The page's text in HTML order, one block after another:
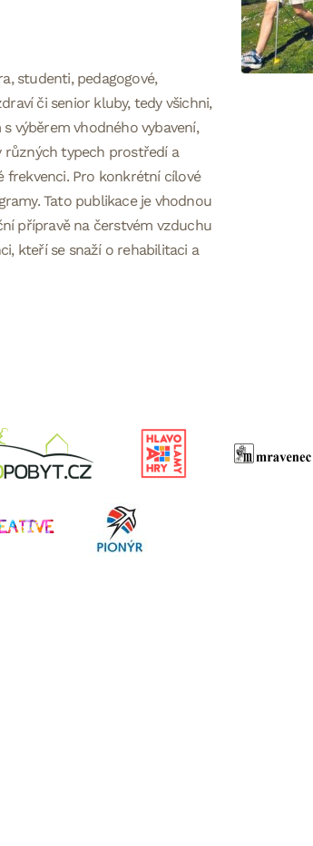
studenti, pedagogové,
či senior kluby, tedy všichni,
výběrem vhodného vybavení,
různých typech prostředí a
frekvenci. Pro konkrétní cílové
Tato publikace je vhodnou
přípravě na čerstvém vzduchu
kteří se snaží o rehabilitaci a